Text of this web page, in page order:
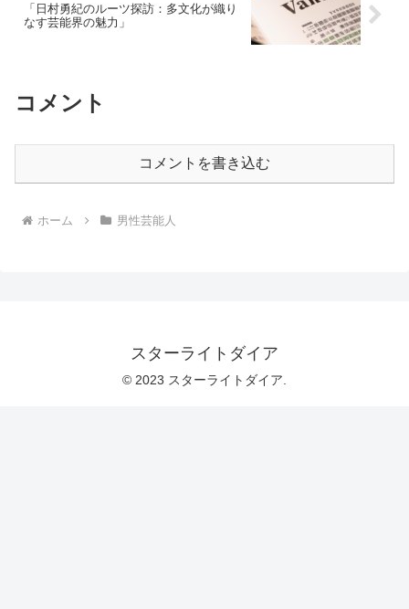
「日村勇紀のルーツ探訪：多文化が織り
なす芸能界の魅力」
コメント
コメントを書き込む
ホーム 男性芸能人
スターライトダイア
© 2023 スターライトダイア.